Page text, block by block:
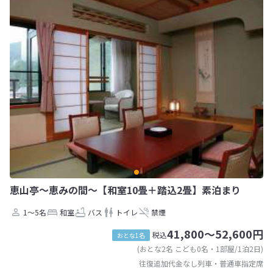
恵山亭〜恵みの間〜【和室10畳＋踏込2畳】素泊まり
1～5名 和室 バス トイレ 禁煙
おとな1名 税込41,800～52,600円
(おとな2名 こども0名・1部屋/1泊2日)
往復追加代金なし列車・普通車指定席